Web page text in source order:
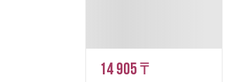
14 905 ₸